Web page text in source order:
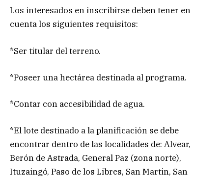
Los interesados en inscribirse deben tener en
cuenta los siguientes requisitos:
*Ser titular del terreno.
*Poseer una hectárea destinada al programa.
*Contar con accesibilidad de agua.
*El lote destinado a la planificación se debe
encontrar dentro de las localidades de: Alvear,
Berón de Astrada, General Paz (zona norte),
Ituzaingó, Paso de los Libres, San Martin, San